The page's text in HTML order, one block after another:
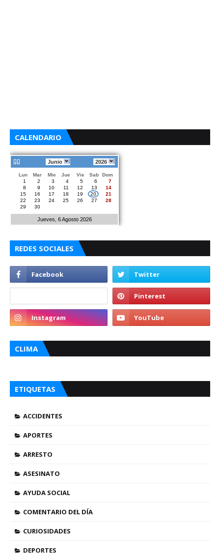
CALENDARIO
Junio 2026
Lun Mar Mie Jue Vie Sab
Dom
1
2 3 4 5 6
7
8
9 10 11 12 13
14
15
16 17 18 19 20
21
22
23 24 25 26 27
28
29
30
Jueves, 6 Agosto 2026
REDES SOCIALES
CLIMA
ETIQUETAS
ACCIDENTES
APORTES
ARRESTO
ASESINATO
AYUDA SOCIAL
COMENTARIO DEL DÍA
CURIOSIDADES
DEPORTES